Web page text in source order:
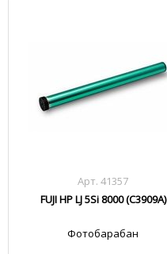
Арт. 41357
FUJI HP LJ 5Si 8000 (C3909A)
Фотобарабан